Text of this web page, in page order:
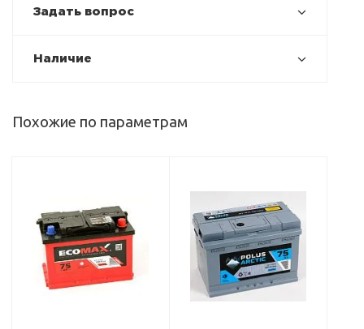
Задать вопрос
Наличие
Похожие по параметрам